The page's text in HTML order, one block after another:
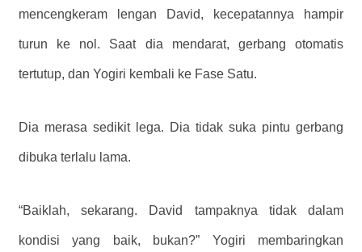
mencengkeram lengan David, kecepatannya hampir
turun ke nol. Saat dia mendarat, gerbang otomatis
tertutup, dan Yogiri kembali ke Fase Satu.
Dia merasa sedikit lega. Dia tidak suka pintu gerbang
dibuka terlalu lama.
“Baiklah, sekarang. David tampaknya tidak dalam
kondisi yang baik, bukan?” Yogiri membaringkan